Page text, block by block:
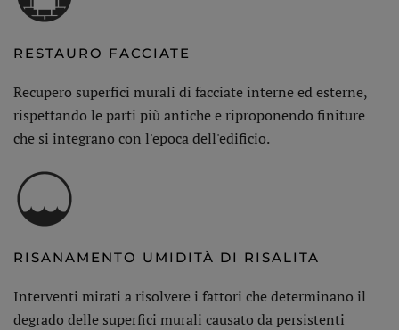
RESTAURO FACCIATE
Recupero superfici murali di facciate interne ed esterne,
rispettando le parti più antiche e riproponendo finiture
che si integrano con l'epoca dell'edificio.
RISANAMENTO UMIDITÀ DI RISALITA
Interventi mirati a risolvere i fattori che determinano il
degrado delle superfici murali causato da persistenti